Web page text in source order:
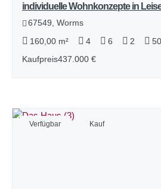
individuelle Wohnkonzepte in
67549, Worms
160,00 m²
4 6 2
Kaufpreis437.000 €
Verfügbar Kauf